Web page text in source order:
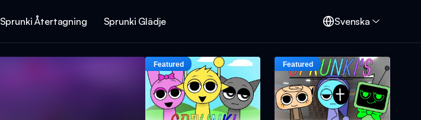
Sprunki Återtagning Sprunki Glädje Svenska